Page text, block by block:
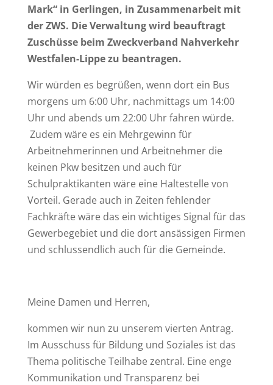
Mark“ in Gerlingen, in Zusammenarbeit mit
der ZWS. Die Verwaltung wird beauftragt
Zuschüsse beim Zweckverband Nahverkehr
Westfalen-Lippe zu beantragen.
Wir würden es begrüßen, wenn dort ein Bus
morgens um 6:00 Uhr, nachmittags um 14:00
Uhr und abends um 22:00 Uhr fahren würde.
Zudem wäre es ein Mehrgewinn für
Arbeitnehmerinnen und Arbeitnehmer die
keinen Pkw besitzen und auch für
Schulpraktikanten wäre eine Haltestelle von
Vorteil. Gerade auch in Zeiten fehlender
Fachkräfte wäre das ein wichtiges Signal für das
Gewerbegebiet und die dort ansässigen Firmen
und schlussendlich auch für die Gemeinde.
Meine Damen und Herren,
kommen wir nun zu unserem vierten Antrag.
Im Ausschuss für Bildung und Soziales ist das
Thema politische Teilhabe zentral. Eine enge
Kommunikation und Transparenz bei